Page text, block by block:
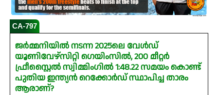
CA-797
ജർമ്മനിയിൽ നടന്ന 2025ലെ വേൾഡ്
യൂണിവേഴ്സിറ്റി ഗെയിംസിൽ, 200 മീറ്റർ
ഫ്രീസ്റ്റൈൽ സ്വിമ്മിംഗിൽ 1:48.22 സമയം കൊണ്ട്
പുതിയ ഇന്ത്യൻ റെക്കോർഡ് സ്ഥാപിച്ച താരം
ആരാണ്?